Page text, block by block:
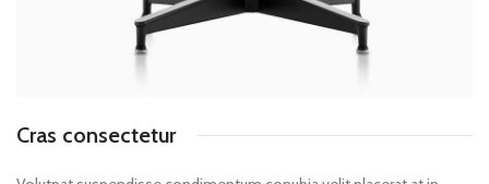
Cras consectetur